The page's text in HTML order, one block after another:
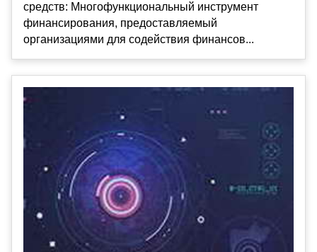
средств: Многофункциональный инструмент
финансирования, предоставляемый
организациями для содействия финансов...